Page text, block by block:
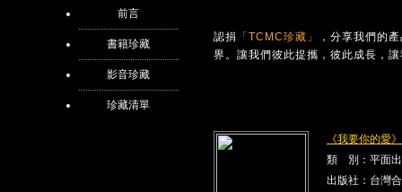
前言
書籍珍藏
影音珍藏
珍藏清單
認捐 「TCMC珍藏」
，分享我們的
界。讓我們彼此提攜，彼此成長，
《我要你的愛
類 別：平面
出版社：台灣